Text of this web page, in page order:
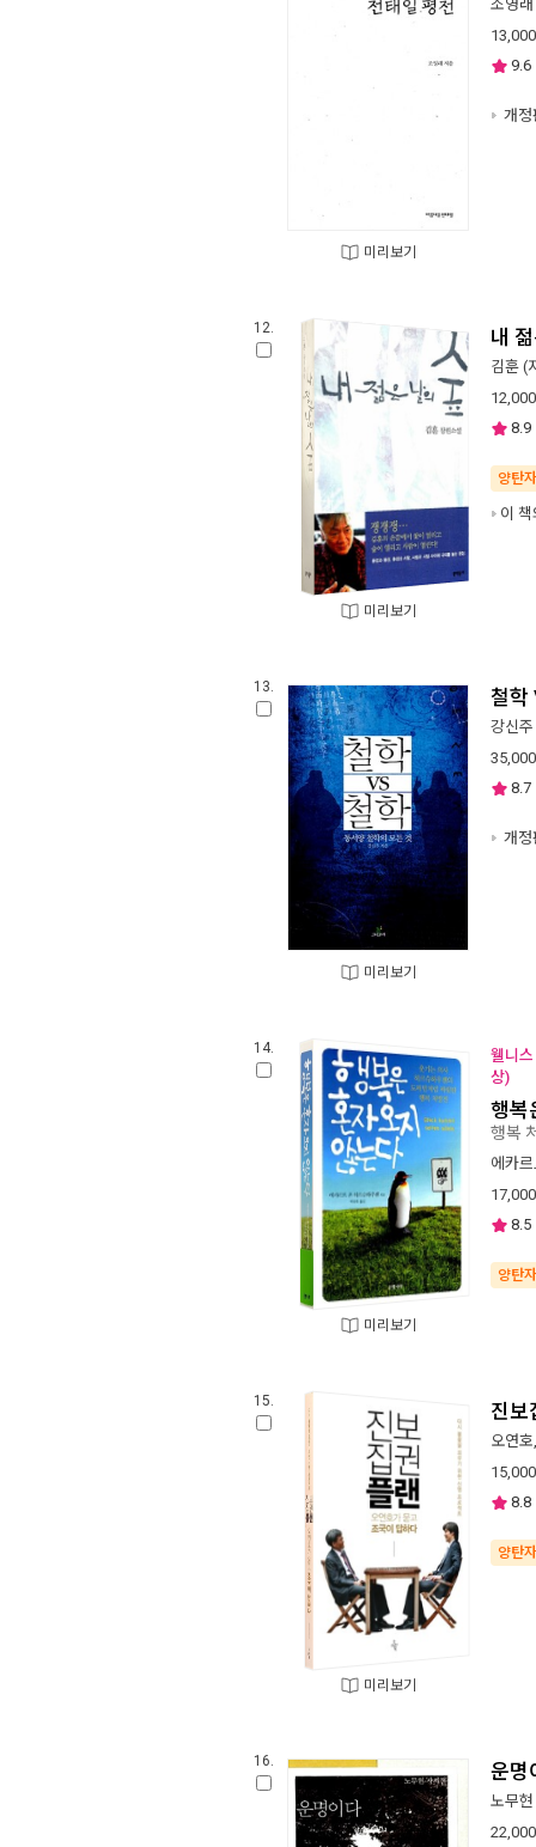
미리보기
조영래
13,000
9.6
개정
12.
미리보기
내
김훈 (
12,000
8.9
양탄
이
13.
미리보기
철학
강신주
35,000
8.7
개정
14.
미리보기
웰니
상)
행복
행복
에카
17,000
8.5
양탄
15.
미리보기
진보
오연호
15,000
8.8
양탄
16. 운명
노무현
22,000